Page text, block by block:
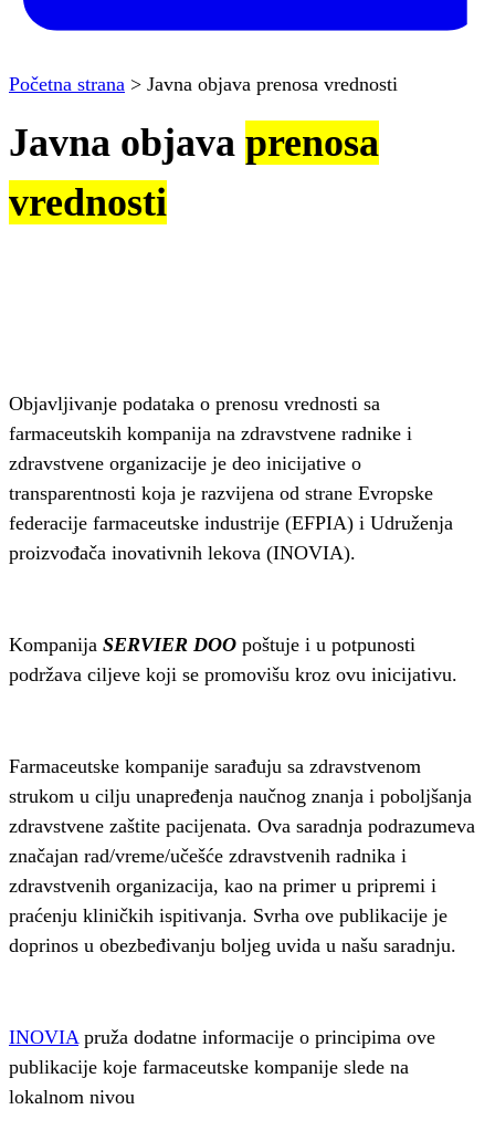
Početna strana > Javna objava prenosa vrednosti
Javna objava prenosa
vrednosti
Objavljivanje podataka o prenosu vrednosti sa
farmaceutskih kompanija na zdravstvene radnike i
zdravstvene organizacije je deo inicijative o
transparentnosti koja je razvijena od strane Evropske
federacije farmaceutske industrije (EFPIA) i Udruženja
proizvođača inovativnih lekova (INOVIA).
Kompanija SERVIER DOO poštuje i u potpunosti
podržava ciljeve koji se promovišu kroz ovu inicijativu.
Farmaceutske kompanije sarađuju sa zdravstvenom
strukom u cilju unapređenja naučnog znanja i poboljšanja
zdravstvene zaštite pacijenata. Ova saradnja podrazumeva
značajan rad/vreme/učešće zdravstvenih radnika i
zdravstvenih organizacija, kao na primer u pripremi i
praćenju kliničkih ispitivanja. Svrha ove publikacije je
doprinos u obezbeđivanju boljeg uvida u našu saradnju.
INOVIA pruža dodatne informacije o principima ove
publikacije koje farmaceutske kompanije slede na
lokalnom nivou